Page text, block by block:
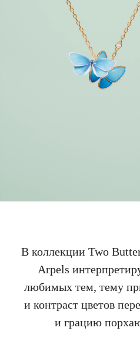
В коллекции Two
Arpels
любимых тем, тему
и контраст цветов
и грацию